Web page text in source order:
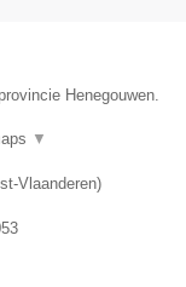
Henegouwen.
▼
Vlaanderen)